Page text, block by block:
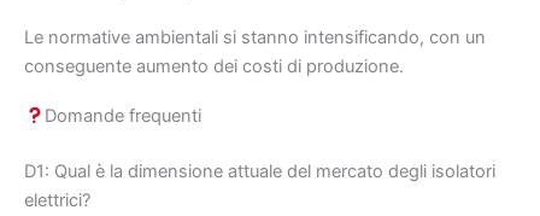
Le normative ambientali si stanno intensificando, con un
conseguente aumento dei costi di produzione.
Domande frequenti
D1: Qual è la dimensione attuale del mercato degli isolatori
elettrici?